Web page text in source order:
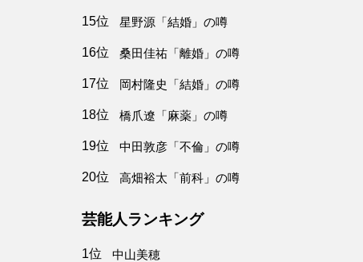
15位 星野源「結婚」の噂
16位 桑田佳祐「離婚」の噂
17位 岡村隆史「結婚」の噂
18位 橋爪遼「麻薬」の噂
19位 中田敦彦「不倫」の噂
20位 高畑裕太「前科」の噂
芸能人ランキング
1位 中山美穂